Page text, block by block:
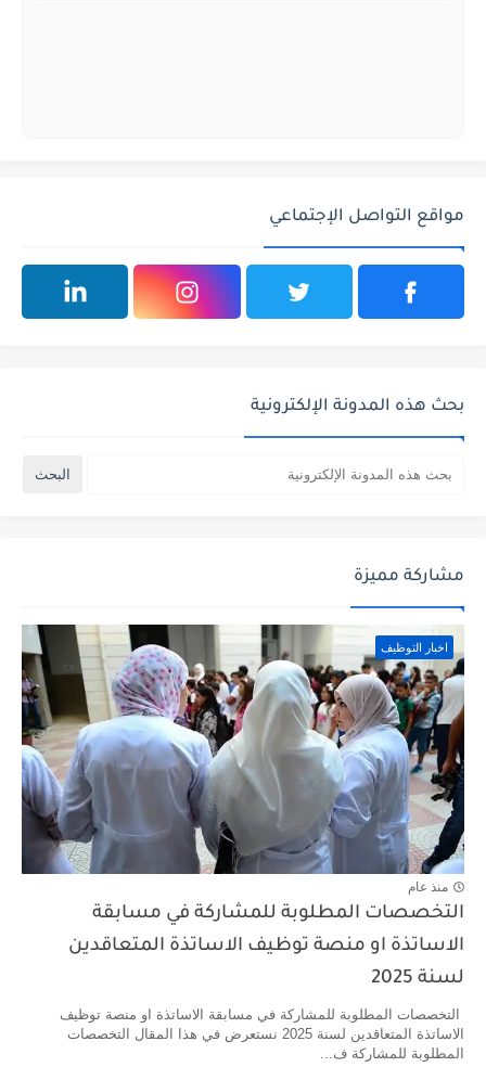
مواقع التواصل الإجتماعي
بحث هذه المدونة الإلكترونية
مشاركة مميزة
اخبار التوظيف
منذ عام
التخصصات المطلوبة للمشاركة في مسابقة
الاساتذة او منصة توظيف الاساتذة المتعاقدين
لسنة 2025
التخصصات المطلوبة للمشاركة في مسابقة الاساتذة او منصة توظيف
الاساتذة المتعاقدين لسنة 2025 نستعرض في هذا المقال التخصصات
المطلوبة للمشاركة ف...